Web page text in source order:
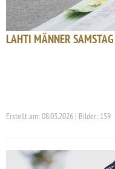
LAHTI MÄNNER SAMSTAG
Erstellt am: 08.03.2026 | Bilder: 159